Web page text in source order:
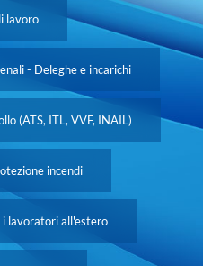
lavoro
- Deleghe e incarichi
(ATS, ITL, VVF, INAIL)
incendi
i lavoratori all'estero